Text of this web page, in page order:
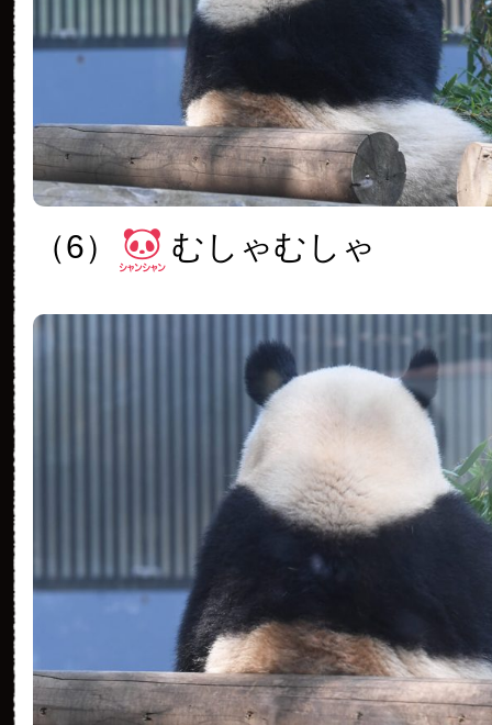
（6） むしゃむしゃ